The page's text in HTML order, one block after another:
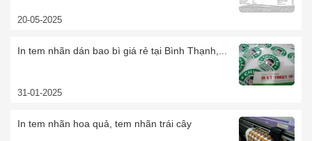
20-05-2025
In tem nhãn dán bao bì giá rẻ tại Bình Thạnh,...
31-01-2025
In tem nhãn hoa quả, tem nhãn trái cây